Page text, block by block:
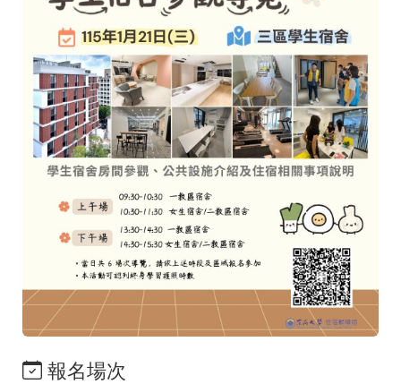
報名場次